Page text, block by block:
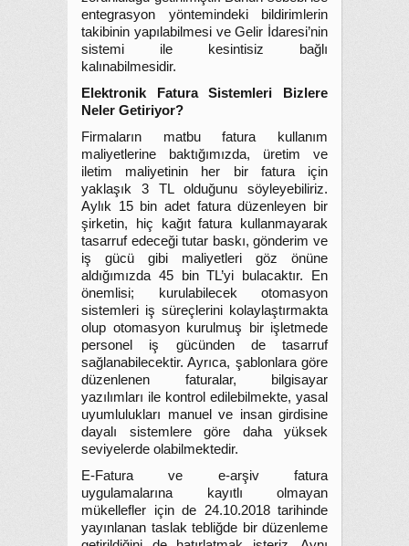
entegrasyon yöntemindeki bildirimlerin
takibinin yapılabilmesi ve Gelir İdaresi’nin
sistemi ile kesintisiz bağlı
kalınabilmesidir.
Elektronik Fatura Sistemleri Bizlere
Neler Getiriyor?
Firmaların matbu fatura kullanım
maliyetlerine baktığımızda, üretim ve
iletim maliyetinin her bir fatura için
yaklaşık 3 TL olduğunu söyleyebiliriz.
Aylık 15 bin adet fatura düzenleyen bir
şirketin, hiç kağıt fatura kullanmayarak
tasarruf edeceği tutar baskı, gönderim ve
iş gücü gibi maliyetleri göz önüne
aldığımızda 45 bin TL’yi bulacaktır. En
önemlisi; kurulabilecek otomasyon
sistemleri iş süreçlerini kolaylaştırmakta
olup otomasyon kurulmuş bir işletmede
personel iş gücünden de tasarruf
sağlanabilecektir. Ayrıca, şablonlara göre
düzenlenen faturalar, bilgisayar
yazılımları ile kontrol edilebilmekte, yasal
uyumlulukları manuel ve insan girdisine
dayalı sistemlere göre daha yüksek
seviyelerde olabilmektedir.
E-Fatura ve e-arşiv fatura
uygulamalarına kayıtlı olmayan
mükellefler için de 24.10.2018 tarihinde
yayınlanan taslak tebliğde bir düzenleme